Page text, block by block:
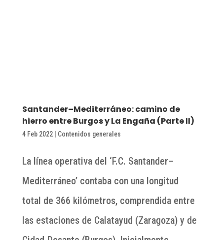
Santander–Mediterráneo: camino de
hierro entre Burgos y La Engaña (Parte II)
4 Feb 2022| Contenidos generales
La línea operativa del ‘F.C. Santander–
Mediterráneo’ contaba con una longitud
total de 366 kilómetros, comprendida entre
las estaciones de Calatayud (Zaragoza) y de